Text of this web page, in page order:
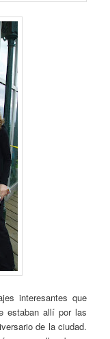
interesantes que
estaban allí por las
de la ciudad.